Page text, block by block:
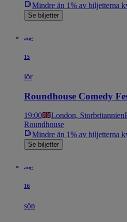
Mindre än 1% av biljetterna
Se biljetter
aug
15
lör
Roundhouse Comedy
19:00 London, Storbritannien
Roundhouse
Mindre än 1% av biljetterna
Se biljetter
aug
16
sön